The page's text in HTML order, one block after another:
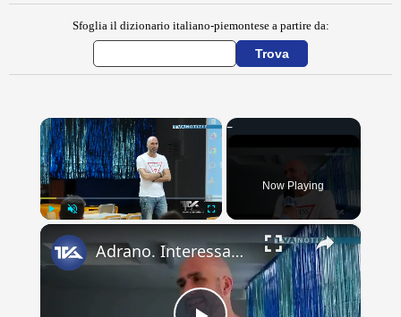
Sfoglia il dizionario italiano-piemontese a partire da:
×
Now Playing
×
Adrano. Interessante incontro al liceo “Verga” con il prof. Fabio Gamberini. Studenti del Linguistic